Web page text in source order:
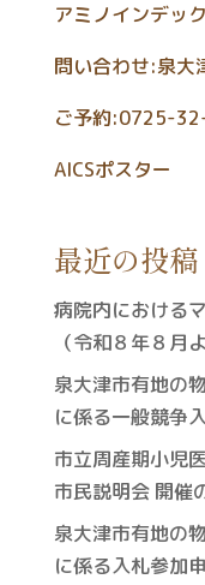
アミノインデッ
問い合わせ:泉大
ご予約:0725-
AICSポスター
最近の投稿
病院内における
（令和８年８月
泉大津市有地の
に係る一般競争
市立周産期小児
市民説明会 開催
泉大津市有地の
に係る入札参加